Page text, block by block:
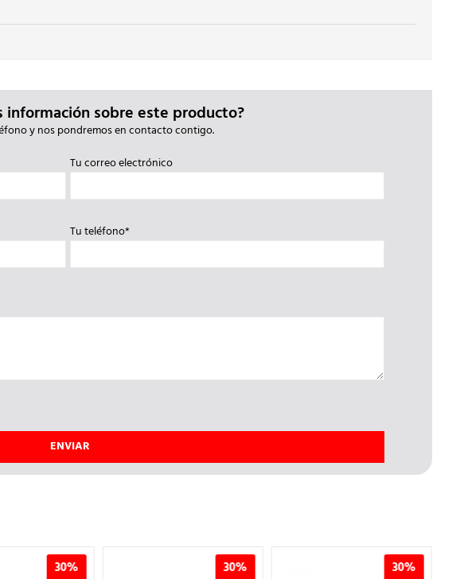
información sobre este producto?
y nos pondremos en contacto contigo.
Tu correo electrónico
Tu teléfono*
30% 30% 30%